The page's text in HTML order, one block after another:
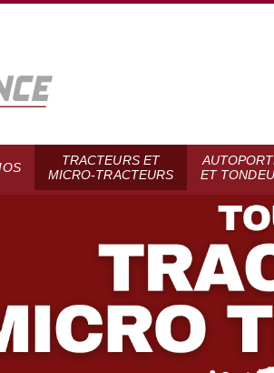
TRACTEURS ET
MICRO-TRACTEURS
ET